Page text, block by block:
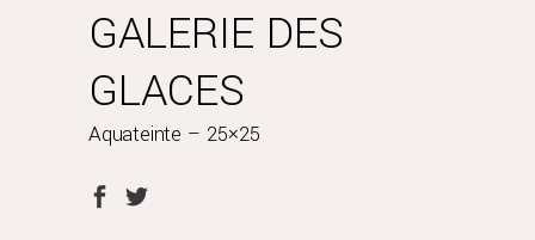
GALERIE DES
GLACES
Aquateinte – 25×25